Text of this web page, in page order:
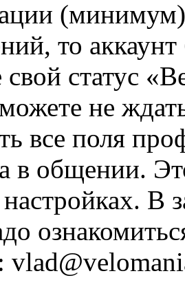
то
свой статус
не
все поля
в общении.
В